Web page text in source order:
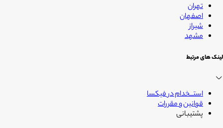
تهران
اصفهان
شیراز
مشهد
لینک های مرتبط
استــخدام در فیکسا
قوانین و مقررات
پشتیبانی